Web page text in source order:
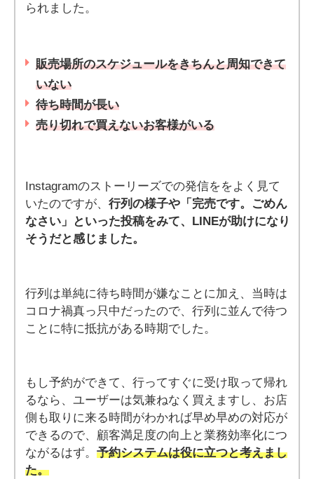
られました。
販売場所のスケジュールをきちんと周知できて
いない
待ち時間が長い
売り切れで買えないお客様がいる
Instagramのストーリーズでの発信ををよく見て
いたのですが、行列の様子や「完売です。ごめん
なさい」といった投稿をみて、LINEが助けになり
そうだと感じました。
行列は単純に待ち時間が嫌なことに加え、当時は
コロナ禍真っ只中だったので、行列に並んで待つ
ことに特に抵抗がある時期でした。
もし予約ができて、行ってすぐに受け取って帰れ
るなら、ユーザーは気兼ねなく買えますし、お店
側も取りに来る時間がわかれば早め早めの対応が
できるので、顧客満足度の向上と業務効率化につ
ながるはず。予約システムは役に立つと考えまし
た。